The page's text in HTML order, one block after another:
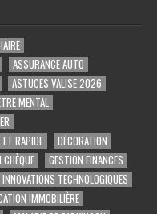
ASSURANCE AUTO
ASTUCES VALISE 2026
MENTAL
RAPIDE
DÉCORATION
GESTION FINANCES
INNOVATIONS TECHNOLOGIQUES
IMMOBILIÈRE